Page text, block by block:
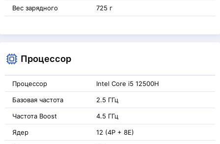
Вес зарядного 725 г
Процессор
Процессор Intel Core i5 12500H
Базовая частота 2.5 ГГц
Частота Boost 4.5 ГГц
Ядер 12 (4P + 8E)